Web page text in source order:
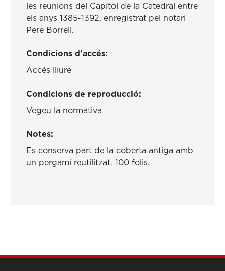
les reunions del Capítol de la Catedral entre
els anys 1385-1392, enregistrat pel notari
Pere Borrell.
Condicions d'accés:
Accés lliure
Condicions de reproducció:
Vegeu la normativa
Notes:
Es conserva part de la coberta antiga amb
un pergamí reutilitzat. 100 folis.